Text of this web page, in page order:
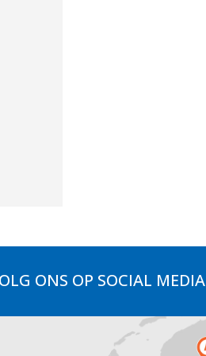
ONS OP SOCIAL MEDIA